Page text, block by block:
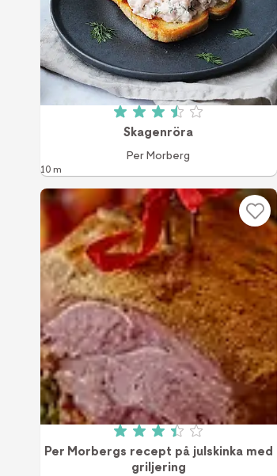
Betyg: 3.5 av 5 (224
Skagenröra
Per Morberg
10 m
Betyg: 3.4 av 5 (551
Per Morbergs recept på julskinka med
griljering